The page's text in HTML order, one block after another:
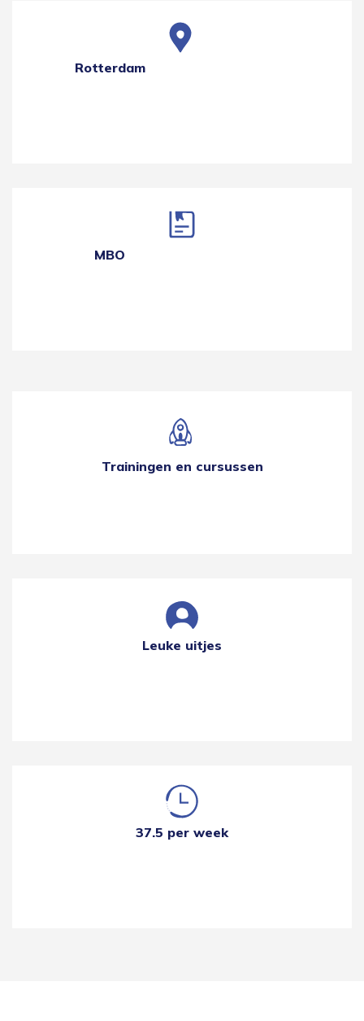
Rotterdam
MBO
Trainingen en cursussen
Leuke uitjes
37.5 per week